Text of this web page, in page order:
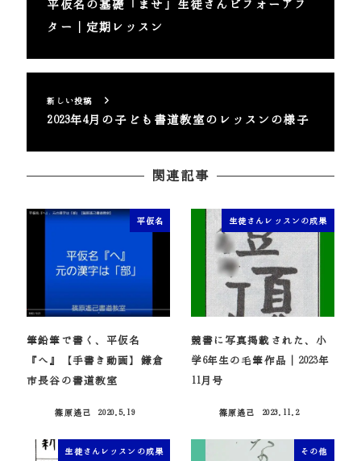
平仮名の基礎「ませ」生徒さんビフォーアフ
ター｜定期レッスン
新しい投稿
2023年4月の子ども書道教室のレッスンの様子
関連記事
平仮名
筆鉛筆で書く、平仮名
『へ』【手書き動画】鎌倉
市長谷の書道教室
篠原遙己
2020.5.19
生徒さんレッスンの成果
競書に写真掲載された、小
学6年生の毛筆作品｜2023年
11月号
篠原遙己
2023.11.2
生徒さんレッスンの成果 その他